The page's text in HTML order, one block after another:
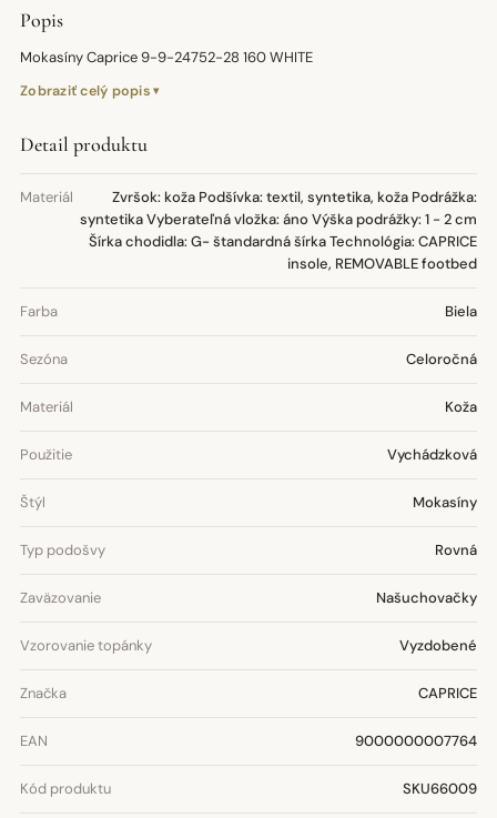
Popis
Mokasíny Caprice 9-9-24752-28 160 WHITE
Zobraziť celý popis
Detail produktu
Materiál
Zvršok: koža Podšívka: textil, syntetika, koža Podrážka:
syntetika Vyberateľná vložka: áno Výška podrážky: 1 - 2 cm
Šírka chodidla: G- štandardná šírka Technológia: CAPRICE
insole, REMOVABLE footbed
Farba Biela
Sezóna Celoročná
Materiál Koža
Použitie Vychádzková
Štýl Mokasíny
Typ podošvy Rovná
Zaväzovanie Našuchovačky
Vzorovanie topánky Vyzdobené
Značka CAPRICE
EAN 9000000007764
Kód produktu SKU66009